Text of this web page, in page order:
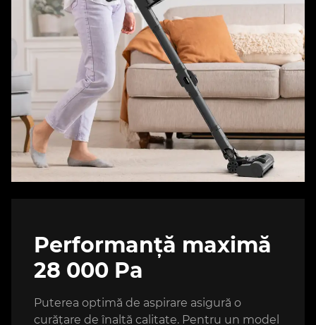
Performanță maximă
28 000 Pa
Puterea optimă de aspirare asigură o
curățare de înaltă calitate. Pentru un model